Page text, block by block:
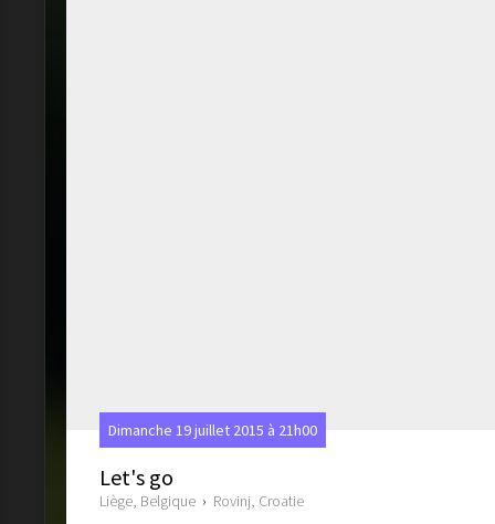
Dimanche 19 juillet 2015 à 21h00
Let's go
Liège, Belgique › Rovinj, Croatie